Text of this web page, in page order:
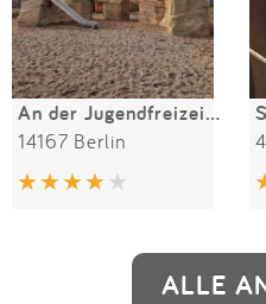
An der Jugendfreizeiteinrichtung Schottenburg
14167 Berlin
ALLE